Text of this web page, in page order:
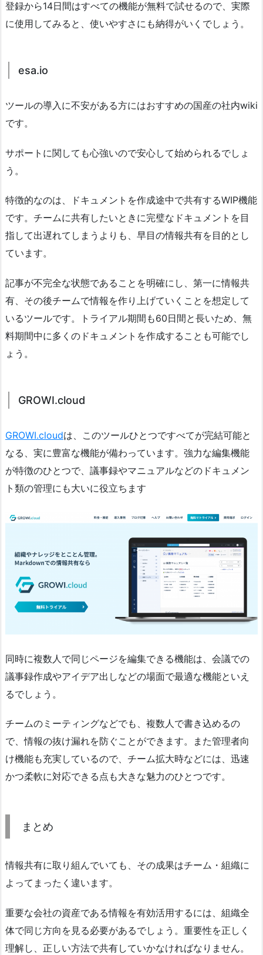
登録から14日間はすべての機能が無料で試せるので、実際
に使用してみると、使いやすさにも納得がいくでしょう。
esa.io
ツールの導入に不安がある方にはおすすめの国産の社内wiki
です。
サポートに関しても心強いので安心して始められるでしょ
う。
特徴的なのは、ドキュメントを作成途中で共有するWIP機能
です。チームに共有したいときに完璧なドキュメントを目
指して出遅れてしまうよりも、早目の情報共有を目的とし
ています。
記事が不完全な状態であることを明確にし、第一に情報共
有、その後チームで情報を作り上げていくことを想定して
いるツールです。トライアル期間も60日間と長いため、無
料期間中に多くのドキュメントを作成することも可能でし
ょう。
GROWI.cloud
GROWI.cloudは、このツールひとつですべてが完結可能と
なる、実に豊富な機能が備わっています。強力な編集機能
が特徴のひとつで、議事録やマニュアルなどのドキュメン
ト類の管理にも大いに役立ちます
同時に複数人で同じページを編集できる機能は、会議での
議事録作成やアイデア出しなどの場面で最適な機能といえ
るでしょう。
チームのミーティングなどでも、複数人で書き込めるの
で、情報の抜け漏れを防ぐことができます。また管理者向
け機能も充実しているので、チーム拡大時などには、迅速
かつ柔軟に対応できる点も大きな魅力のひとつです。
まとめ
情報共有に取り組んでいても、その成果はチーム・組織に
よってまったく違います。
重要な会社の資産である情報を有効活用するには、組織全
体で同じ方向を見る必要があるでしょう。重要性を正しく
理解し、正しい方法で共有していかなければなりません。